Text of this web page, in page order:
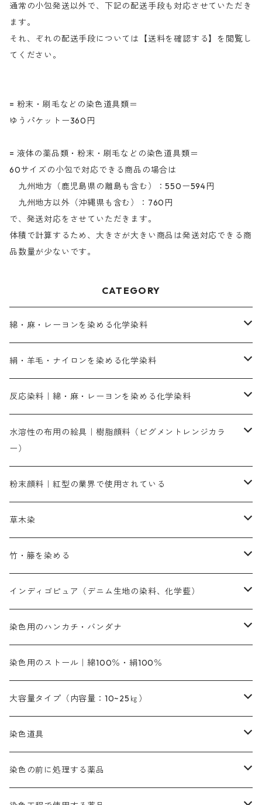
通常の小包発送以外で、下記の配送手段も対応させていただき
ます。
それ、ぞれの配送手段については【送料を確認する】を閲覧し
てください。
= 粉末・刷毛などの染色道具類＝
ゆうパケットー360円
= 液体の薬品類・粉末・刷毛などの染色道具類＝
60サイズの小包で対応できる商品の場合は
九州地方（鹿児島県の離島も含む）：550ー594円
九州地方以外（沖縄県も含む）：760円
で、発送対応をさせていただきます。
体積で計算するため、大きさが大きい商品は発送対応できる商
品数量が少ないです。
CATEGORY
綿・麻・レーヨンを染める化学染料
直接染料－染色手順が簡単
人気のおすすめ直接染料
染色に必要な薬品類
橙色系
青色系
紫色系
緑色系
茶色系
絹・羊毛・ナイロンを染める化学染料
お買い得品
染料一覧
人気のおすすめ染料
橙色系
緑色系
茶色系
灰色系
黒色系
染色に必要な薬品類
補助薬品
反応染料｜綿・麻・レーヨンを染める化学染料
お勧めの3原色（赤・青・黄色）
お勧め｜スミフィックス～
3原色以外の色目
赤色
茶色｜20g入りのみ公開
灰色｜20g入りのみ公開
黒色
染色に必要な薬品
アルカリ剤
補助薬品
捺染に必要な材料
捺染糊
水溶性の布用の絵具｜樹脂顔料（ピグメントレンジカラ
ー）
ネオカラー（色）
内容量：100g
内容量：500g
バィンダー（定着剤）
増粘剤
黄色系
エロ―M3G｜定番の色合い
エロー ＭＧＲ｜明るい緑みの黄色
オレンジ系
オレンヂMG｜黄みの橙色
オレンヂMGD（定番の色合い）
赤色系
レットMFB｜赤色（定番の色合い）
レットMG｜黄みの朱色
青色系
ネビーブルーMB（定番の色合い）
ブルーMB（定番の色合い）
紫色系
バイオレットMFB
緑色系
ダークグリンMG（定番の色合い）
粉末顔料｜紅型の業界で使用されている
赤色系
本洋紅
代用朱黄色口
黄色系
ファストエロ―10GN（鮮やかな黄色）
ファストエロ―5GN（黄色）
青色系
NSBAブルー
群青
白色｜胡粉
黒色｜在庫処分特価
緑色｜在庫処分特価
茶色｜在庫処分特価
草木染
植物染料
人気のおすすめ植物染料
インド茜・西洋茜の個別販売
カッチ｜茶系
濃染処理剤｜ソルバックスPS－900
媒染剤
アルミ媒染剤
鉄媒染剤
ソーダ灰｜アルカリ性のPH調整剤
藍染
ぶどう糖
ハイドロサルファイトコンク
染色用途のハンカチ・バンダナ
45cm×45cm（ハンカチ）｜端の始末も綿糸｜タグなし
54cm×54cm（バンダナ）｜端の始末も綿糸｜タグなし
竹・籐を染める
人気のおすすめ竹・藤を染める染料
塩基性染料（混色可能）
ビスマークブロンB｜赤茶色
塩基性エロ―｜液体タイプ
オリジナル染料｜スス竹色｜ミキセットファストブロンGR
インディゴピュア（デニム生地の染料、化学藍）
初心者向けお試しセット販売
インディゴピュア
アルカリ剤
ハイドロサルファイトコンク
酸性剤
染色用のハンカチ・バンダナ
45cm×45cm（ハンカチ）｜端の始末も綿糸｜タグなし
54cm×54cm（バンダナ）｜端の始末も綿糸｜タグなし
染色用のストール｜綿100％・絹100％
大容量タイプ（内容量：10~25㎏）
芒硝｜綿の染色時の吸収促進剤
ソーダ灰｜アルカリ性のPH調整剤
染色道具
刷毛
摺込み刷毛（スリコミハケ）ー夏毛（硬いタイプ）
染色の前に処理する薬品